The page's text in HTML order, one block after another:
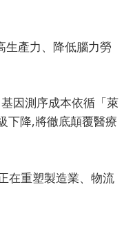
生產力、降低腦力勞
基因測序成本依循「萊
下降,將徹底顛覆醫療
在重塑製造業、物流